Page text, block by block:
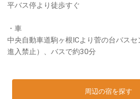
平バス停より徒歩すぐ
・車
中央自動車道駒ヶ根ICより菅の台バス
進入禁止）、バスで約30分
周辺の宿を探す